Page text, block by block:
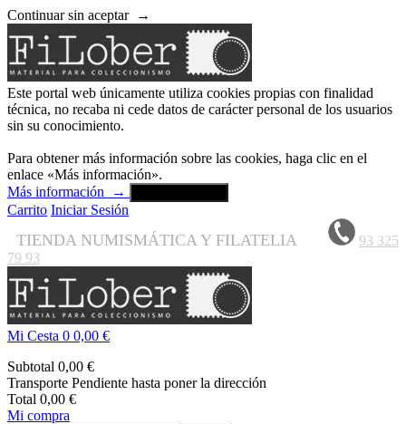
Continuar sin aceptar →
Este portal web únicamente utiliza cookies propias con finalidad
técnica, no recaba ni cede datos de carácter personal de los usuarios
sin su conocimiento.
Para obtener más información sobre las cookies, haga clic en el
enlace «Más información».
Más información
→
Carrito Iniciar Sesión
TIENDA NUMISMÁTICA Y FILATELIA
93 325
79 93
Mi Cesta 0 0,00 €
Subtotal 0,00 €
Transporte Pendiente hasta poner la dirección
Total 0,00 €
Mi compra